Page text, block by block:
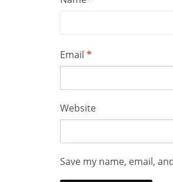
Email *
Website
Save my name, email,